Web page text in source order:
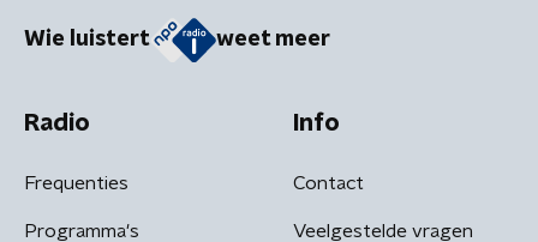
Wie luistert weet meer
Radio
Frequenties
Programma's
Info
Contact
Veelgestelde vragen